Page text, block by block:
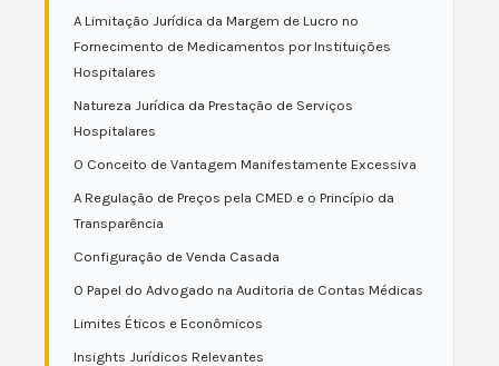
A Limitação Jurídica da Margem de Lucro no
Fornecimento de Medicamentos por Instituições
Hospitalares
Natureza Jurídica da Prestação de Serviços
Hospitalares
O Conceito de Vantagem Manifestamente Excessiva
A Regulação de Preços pela CMED e o Princípio da
Transparência
Configuração de Venda Casada
O Papel do Advogado na Auditoria de Contas Médicas
Limites Éticos e Econômicos
Insights Jurídicos Relevantes